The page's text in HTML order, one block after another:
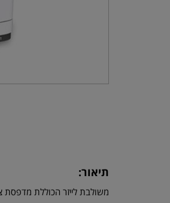
תיאור:
משולבת לייזר הכוללת מדפסת